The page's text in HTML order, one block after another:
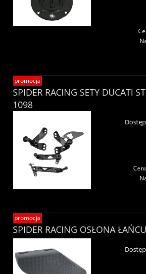
SPIDER RACING SETY DUCATI
1098
promocja
SPIDER RACING OSŁONA
promocja